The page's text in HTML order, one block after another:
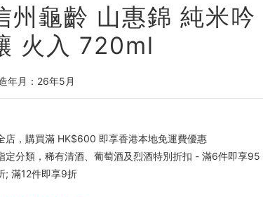
州龜齡 山惠錦 純米吟
火入 720ml
年月：26年5月
店，購買滿 HK$600 即享香港本地免運費優惠
定分類，稀有清酒、葡萄酒及烈酒特別折扣 - 滿6件即享95
; 滿12件即享9折